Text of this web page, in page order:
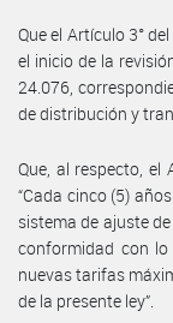
Que el Artículo 3°
el inicio de la
24.076,
de distribución y
Que, al respecto, el
“Cada cinco (5)
sistema de ajuste
conformidad con
nuevas tarifas
de la presente ley”.